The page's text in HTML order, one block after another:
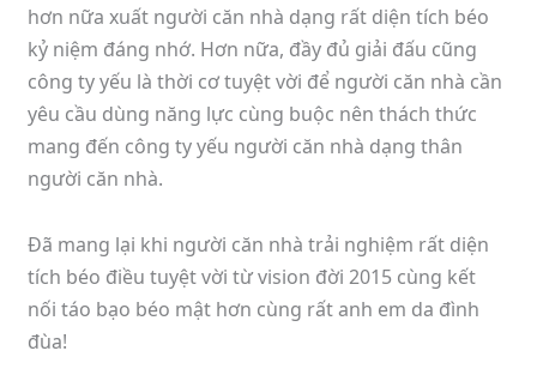
hơn nữa xuất người căn nhà dạng rất diện tích béo
kỷ niệm đáng nhớ. Hơn nữa, đầy đủ giải đấu cũng
công ty yếu là thời cơ tuyệt vời để người căn nhà cần
yêu cầu dùng năng lực cùng buộc nên thách thức
mang đến công ty yếu người căn nhà dạng thân
người căn nhà.
Đã mang lại khi người căn nhà trải nghiệm rất diện
tích béo điều tuyệt vời từ vision đời 2015 cùng kết
nối táo bạo béo mật hơn cùng rất anh em da đình
đùa!